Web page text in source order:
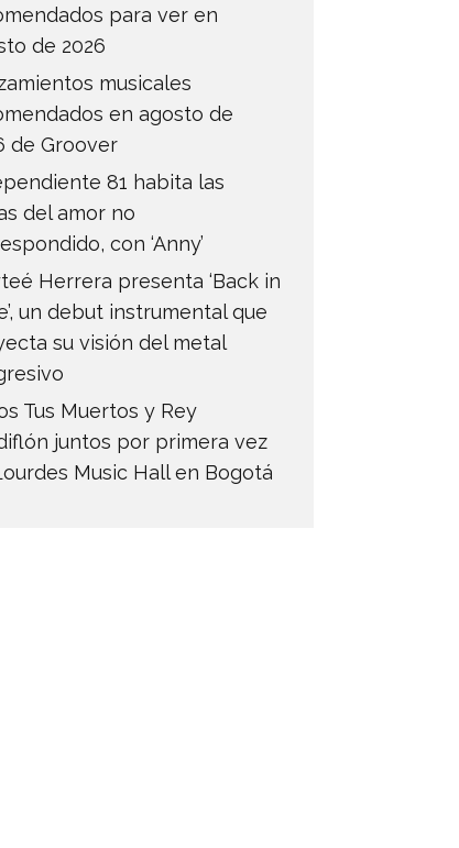
para ver en
de 2026
musicales
en agosto de
de Groover
81 habita las
del amor no
con ‘Anny’
Herrera presenta ‘Back in
un debut instrumental que
su visión del metal
Tus Muertos y Rey
juntos por primera vez
Music Hall en Bogotá